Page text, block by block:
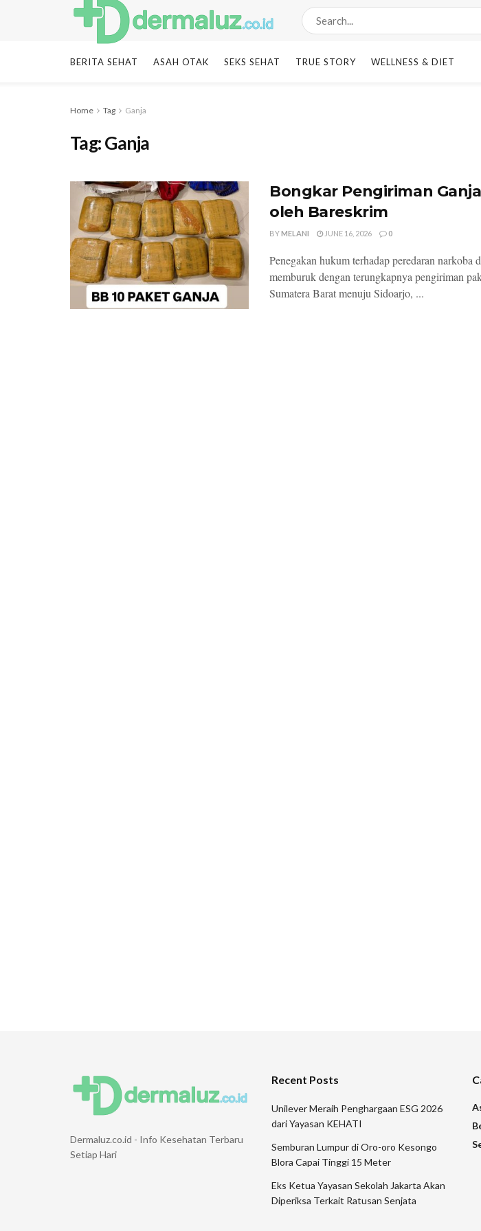
BERITA SEHAT ASAH OTAK SEKS SEHAT TRUE STORY WELLNESS & DIET
Home Tag Ganja
Tag:Ganja
Bongkar Pengiriman
oleh Bareskrim
BYMELANI JUNE 16, 2026 0
Penegakan hukum terhadap peredaran narkoba
memburuk dengan terungkapnya pengiriman
Sumatera Barat menuju Sidoarjo, ...
Dermaluz.co.id - Info Kesehatan Terbaru
Setiap Hari
Recent Posts
Unilever Meraih Penghargaan ESG 2026
dari Yayasan KEHATI
Semburan Lumpur di Oro-oro Kesongo
Blora Capai Tinggi 15 Meter
Eks Ketua Yayasan Sekolah Jakarta Akan
Diperiksa Terkait Ratusan Senjata